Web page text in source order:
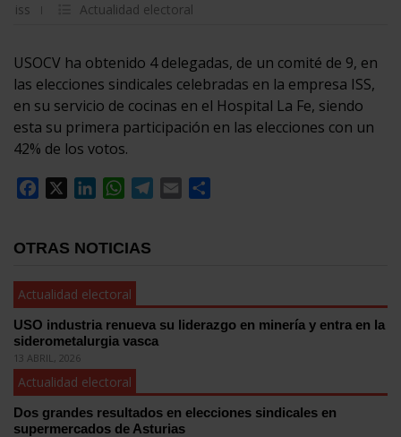
iss
Actualidad electoral
USOCV ha obtenido 4 delegadas, de un comité de 9, en
las elecciones sindicales celebradas en la empresa ISS,
en su servicio de cocinas en el Hospital La Fe, siendo
esta su primera participación en las elecciones con un
42% de los votos.
Facebook
LinkedInWhatsApp
Telegram
Email
OTRAS NOTICIAS
Actualidad electoral
USO industria renueva su liderazgo en minería y entra en la
siderometalurgia vasca
13 ABRIL, 2026
Actualidad electoral
Dos grandes resultados en elecciones sindicales en
supermercados de Asturias